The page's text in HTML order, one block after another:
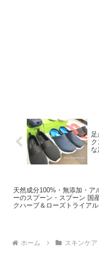
な
天然成分100%・無添加・ア
ーのスプーン・スプーン 国
クハーブ＆ローズトライアル
ホーム スキンケア